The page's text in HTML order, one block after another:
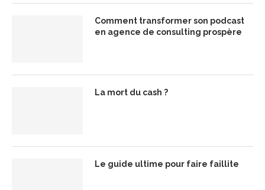
Comment transformer son podcast
en agence de consulting prospère
La mort du cash ?
Le guide ultime pour faire faillite